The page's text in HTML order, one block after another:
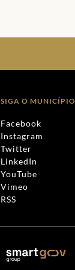
SIGA O MUNICÍPIO
Facebook
Instagram
Twitter
LinkedIn
YouTube
Vimeo
RSS